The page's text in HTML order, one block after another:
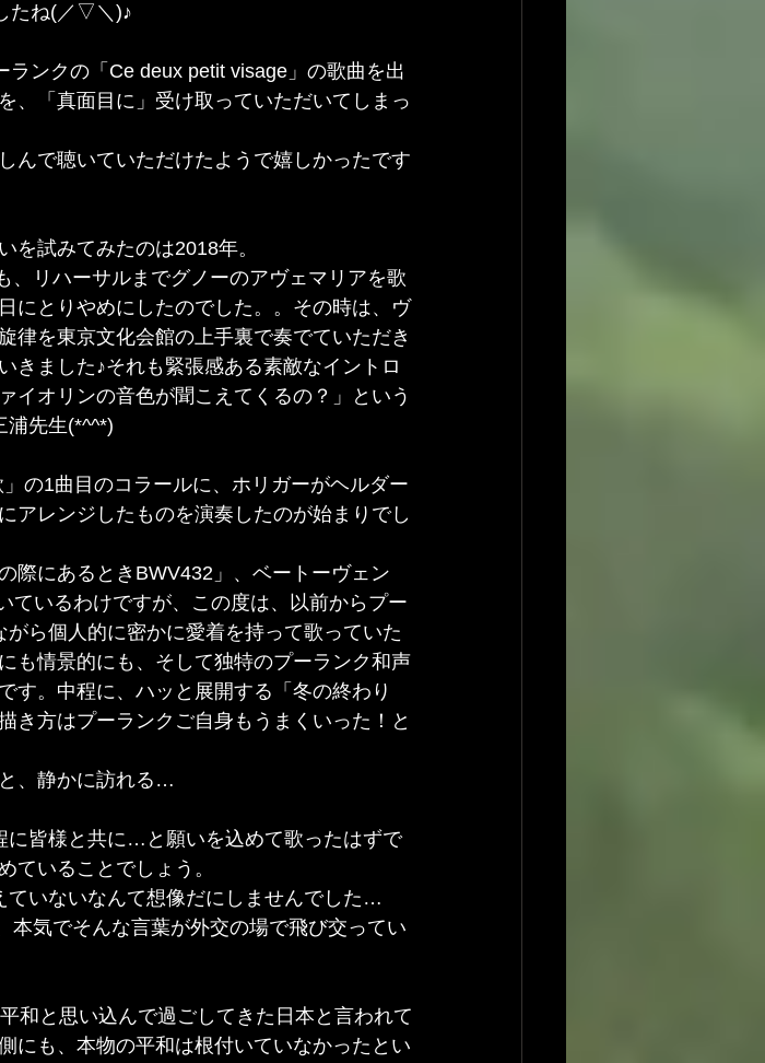
たね(／▽＼)♪
ンクの「Ce deux petit visage」の歌曲を出
、「真面目に」受け取っていただいてしまっ
んで聴いていただけたようで嬉しかったです
を試みてみたのは2018年。
リハーサルまでグノーのアヴェマリアを歌
にとりやめにしたのでした。。その時は、ヴ
律を東京文化会館の上手裏で奏でていただき
きました♪それも緊張感ある素敵なイントロ
イオリンの音色が聞こえてくるの？」という
浦先生(*^^*)
の1曲目のコラールに、ホリガーがヘルダー
アレンジしたものを演奏したのが始まりでし
際にあるときBWV432」、ベートーヴェン
ているわけですが、この度は、以前からプー
ら個人的に密かに愛着を持って歌っていた
も情景的にも、そして独特のプーランク和声
す。中程に、ハッと展開する「冬の終わり
き方はプーランクご自身もうまくいった！と
、静かに訪れる…
に皆様と共に…と願いを込めて歌ったはずで
ていることでしょう。
ていないなんて想像だにしませんでした…
本気でそんな言葉が外交の場で飛び交ってい
和と思い込んで過ごしてきた日本と言われて
にも、本物の平和は根付いていなかったとい